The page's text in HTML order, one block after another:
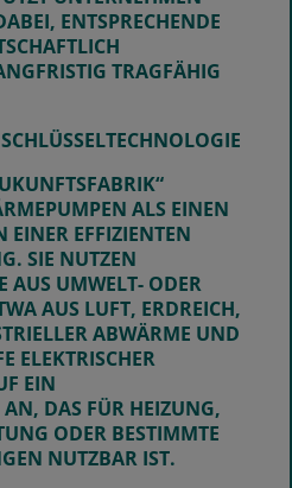
ENTSPRECHENDE
TRAGFÄHIG
ALS EINEN
EINER EFFIZIENTEN
SIE NUTZEN
AUS UMWELT- ODER
AUS LUFT, ERDREICH,
ABWÄRME UND
ELEKTRISCHER
EIN
DAS FÜR HEIZUNG,
ODER BESTIMMTE
NUTZBAR IST.